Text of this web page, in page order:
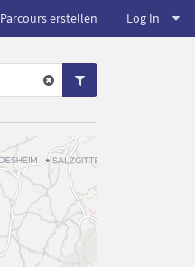
Parcours erstellen Log In